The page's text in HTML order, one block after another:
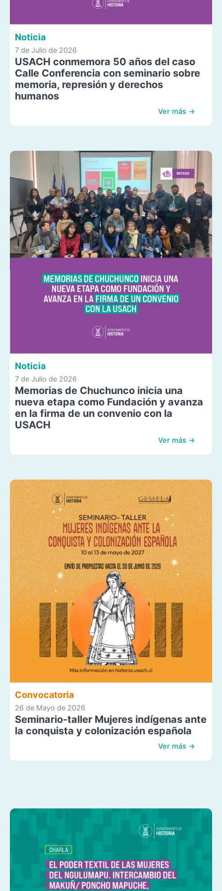
Noticia
7 de Julio de 2026
USACH conmemora 50 años del caso
Calle Conferencia con seminario sobre
memoria, represión y derechos
humanos
Ver más →
Noticia
7 de Julio de 2026
Memorias de Chuchunco inicia una
nueva etapa como Fundación y avanza
en la firma de un convenio con la
USACH
Ver más →
Convocatoria
26 de Mayo de 2026
Seminario-taller Mujeres indígenas ante
la conquista y colonización española
Ver más →